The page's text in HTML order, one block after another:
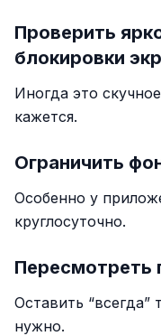
Проверить
блокировки
Иногда это
кажется.
Ограничить
Особенно у
круглосуточно.
Пересмотреть
Оставить “всегда”
нужно.